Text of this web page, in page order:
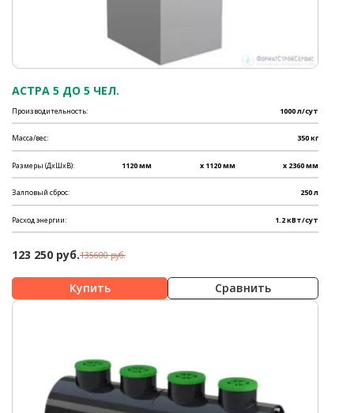
АСТРА 5 ДО 5 ЧЕЛ.
Производительность: 1000 л/сут
Масса/вес: 350 кг
Размеры (ДхШхВ): 1120 мм x 1120 мм x 2360 мм
Залповый сброс: 250 л
Расход энергии: 1.2 кВт/сут
123 250 руб.135600 руб.
Сравнить